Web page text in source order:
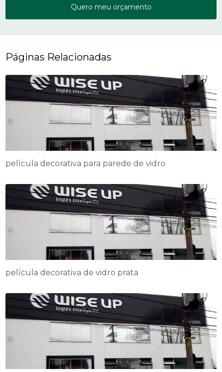
Quero meu orçamento
Páginas Relacionadas
película decorativa para parede de vidro
película decorativa de vidro prata